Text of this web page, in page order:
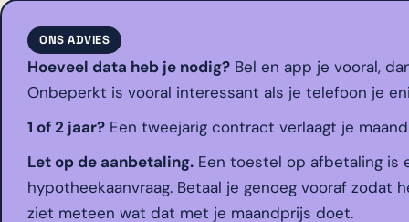
ONS ADVIES
Hoeveel data heb je nodig? Bel en app je vooral,
Onbeperkt is vooral interessant als je telefoon je
1 of 2 jaar? Een tweejarig contract verlaagt je
Let op de aanbetaling. Een toestel op afbetaling is
hypotheekaanvraag. Betaal je genoeg vooraf
ziet meteen wat dat met je maandprijs doet.